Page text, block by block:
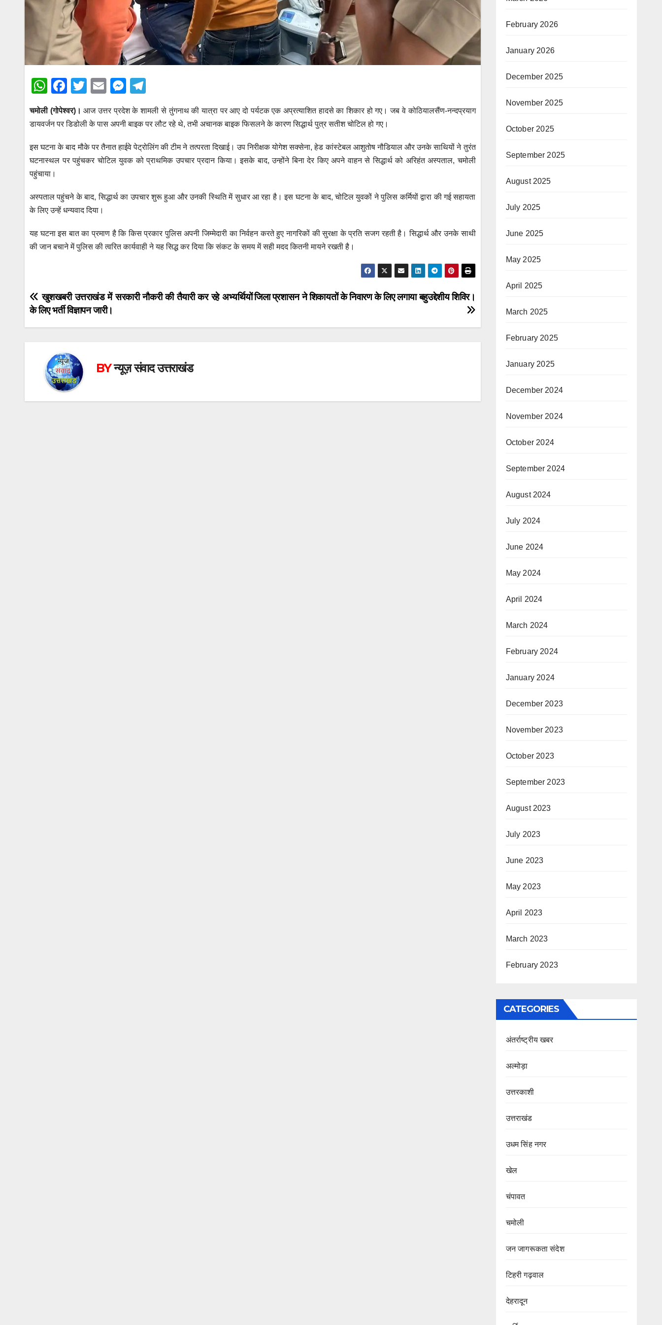
W
h
at
A
p
p
F
c
b
o
k
T
tt
E
ail
M
e
ss
n
g
el
e
a
m
चमोली (गोपेश्वर)। आज उत्तर प्रदेश के शामली से तुंगनाथ की यात्रा पर आए दो पर्यटक एक अप्रत्याशित हादसे का शिकार हो गए। जब वे कोठियालसैंण-नन्दप्रयाग
डायवर्जन पर डिडोली के पास अपनी बाइक पर लौट रहे थे, तभी अचानक बाइक फिसलने के कारण सिद्धार्थ पुत्र सतीश चोटिल हो गए।
इस घटना के बाद मौके पर तैनात हाईवे पेट्रोलिंग की टीम ने तत्परता दिखाई। उप निरीक्षक योगेश सक्सेना, हेड कांस्टेबल आशुतोष नौडियाल और उनके साथियों ने तुरंत
घटनास्थल पर पहुंचकर चोटिल युवक को प्राथमिक उपचार प्रदान किया। इसके बाद, उन्होंने बिना देर किए अपने वाहन से सिद्धार्थ को अरिहंत अस्पताल, चमोली
पहुंचाया।
अस्पताल पहुंचने के बाद, सिद्धार्थ का उपचार शुरू हुआ और उनकी स्थिति में सुधार आ रहा है। इस घटना के बाद, चोटिल युवकों ने पुलिस कर्मियों द्वारा की गई सहायता
के लिए उन्हें धन्यवाद दिया।
यह घटना इस बात का प्रमाण है कि किस प्रकार पुलिस अपनी जिम्मेदारी का निर्वहन करते हुए नागरिकों की सुरक्षा के प्रति सजग रहती है। सिद्धार्थ और उनके साथी
की जान बचाने में पुलिस की त्वरित कार्यवाही ने यह सिद्ध कर दिया कि संकट के समय में सही मदद कितनी मायने रखती है।
Post
navigation
जिला प्रशासन ने शिकायतों के निवारण के लिए लगाया बहुउद्देशीय शिविर।
खुशखबरी उत्तराखंड में सरकारी नौकरी की तैयारी कर रहे अभ्यर्थियों
के लिए भर्ती विज्ञापन जारी।
BYन्यूज़ संवाद उत्तराखंड
February 2026
January 2026
December 2025
November 2025
October 2025
September 2025
August 2025
July 2025
June 2025
May 2025
April 2025
March 2025
February 2025
January 2025
December 2024
November 2024
October 2024
September 2024
August 2024
July 2024
June 2024
May 2024
April 2024
March 2024
February 2024
January 2024
December 2023
November 2023
October 2023
September 2023
August 2023
July 2023
June 2023
May 2023
April 2023
March 2023
February 2023
CATEGORIES
अंतर्राष्ट्रीय खबर
अल्मोड़ा
उत्तरकाशी
उत्तराखंड
उधम सिंह नगर
खेल
चंपावत
चमोली
जन जागरूकता संदेश
टिहरी गढ़वाल
देहरादून